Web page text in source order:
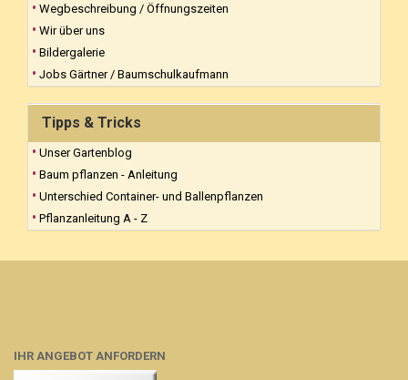
Wegbeschreibung / Öffnungszeiten
Wir über uns
Bildergalerie
Jobs Gärtner / Baumschulkaufmann
Tipps & Tricks
Unser Gartenblog
Baum pflanzen - Anleitung
Unterschied Container- und Ballenpflanzen
Pflanzanleitung A - Z
IHR ANGEBOT ANFORDERN